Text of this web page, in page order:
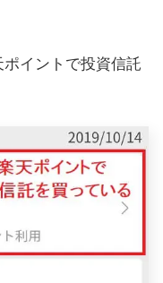
イントで投資信託